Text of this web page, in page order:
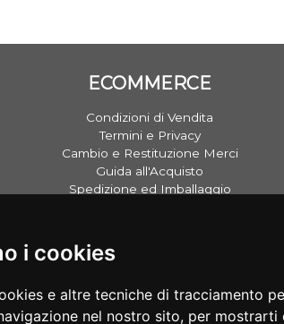
i cookies
e altre tecniche di tracciamento
nel nostro sito, per mostrarti
ECOMMERCE
Condizioni di Vendita
Termini e Privacy
Cambio e Restituzione Merci
Guida all'Acquisto
Spedizione ed Imballaggio